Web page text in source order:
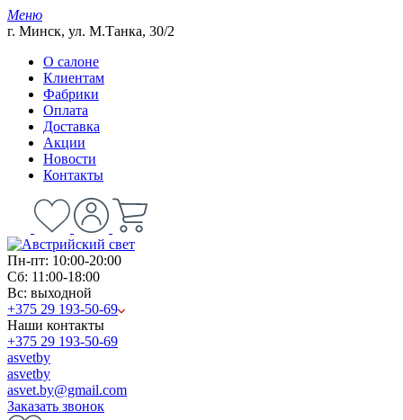
Меню
г. Минск, ул. М.Танка, 30/2
О салоне
Клиентам
Фабрики
Оплата
Доставка
Акции
Новости
Контакты
Пн-пт: 10:00-20:00
Сб: 11:00-18:00
Вс: выходной
+375 29 193-50-69
Наши контакты
+375 29 193-50-69
asvetby
asvetby
asvet.by@gmail.com
Заказать звонок